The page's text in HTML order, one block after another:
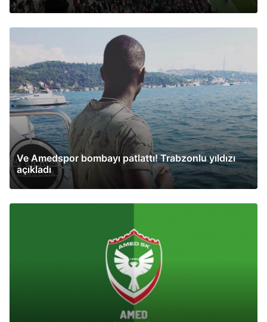
Ve Amedspor bombayı patlattı! Trabzonlu yıldızı
açıkladı